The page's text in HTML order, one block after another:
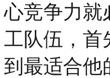
心竞争力就
工队伍，首
到最适合他